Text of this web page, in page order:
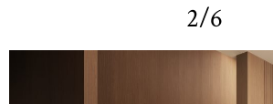
2/6